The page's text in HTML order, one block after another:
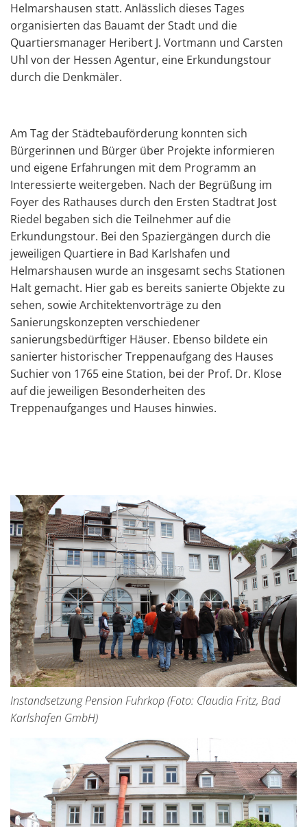
Helmarshausen statt. Anlässlich dieses Tages
organisierten das Bauamt der Stadt und die
Quartiersmanager Heribert J. Vortmann und Carsten
Uhl von der Hessen Agentur, eine Erkundungstour
durch die Denkmäler.
Am Tag der Städtebauförderung konnten sich
Bürgerinnen und Bürger über Projekte informieren
und eigene Erfahrungen mit dem Programm an
Interessierte weitergeben. Nach der Begrüßung im
Foyer des Rathauses durch den Ersten Stadtrat Jost
Riedel begaben sich die Teilnehmer auf die
Erkundungstour. Bei den Spaziergängen durch die
jeweiligen Quartiere in Bad Karlshafen und
Helmarshausen wurde an insgesamt sechs Stationen
Halt gemacht. Hier gab es bereits sanierte Objekte zu
sehen, sowie Architektenvorträge zu den
Sanierungskonzepten verschiedener
sanierungsbedürftiger Häuser. Ebenso bildete ein
sanierter historischer Treppenaufgang des Hauses
Suchier von 1765 eine Station, bei der Prof. Dr. Klose
auf die jeweiligen Besonderheiten des
Treppenaufganges und Hauses hinwies.
Instandsetzung Pension Fuhrkop (Foto: Claudia Fritz, Bad
Karlshafen GmbH)